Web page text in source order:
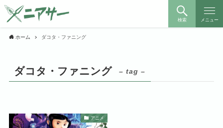
検索 メニュー
ホーム ダコタ・ファニング
ダコタ・ファニング – tag –
アニメ